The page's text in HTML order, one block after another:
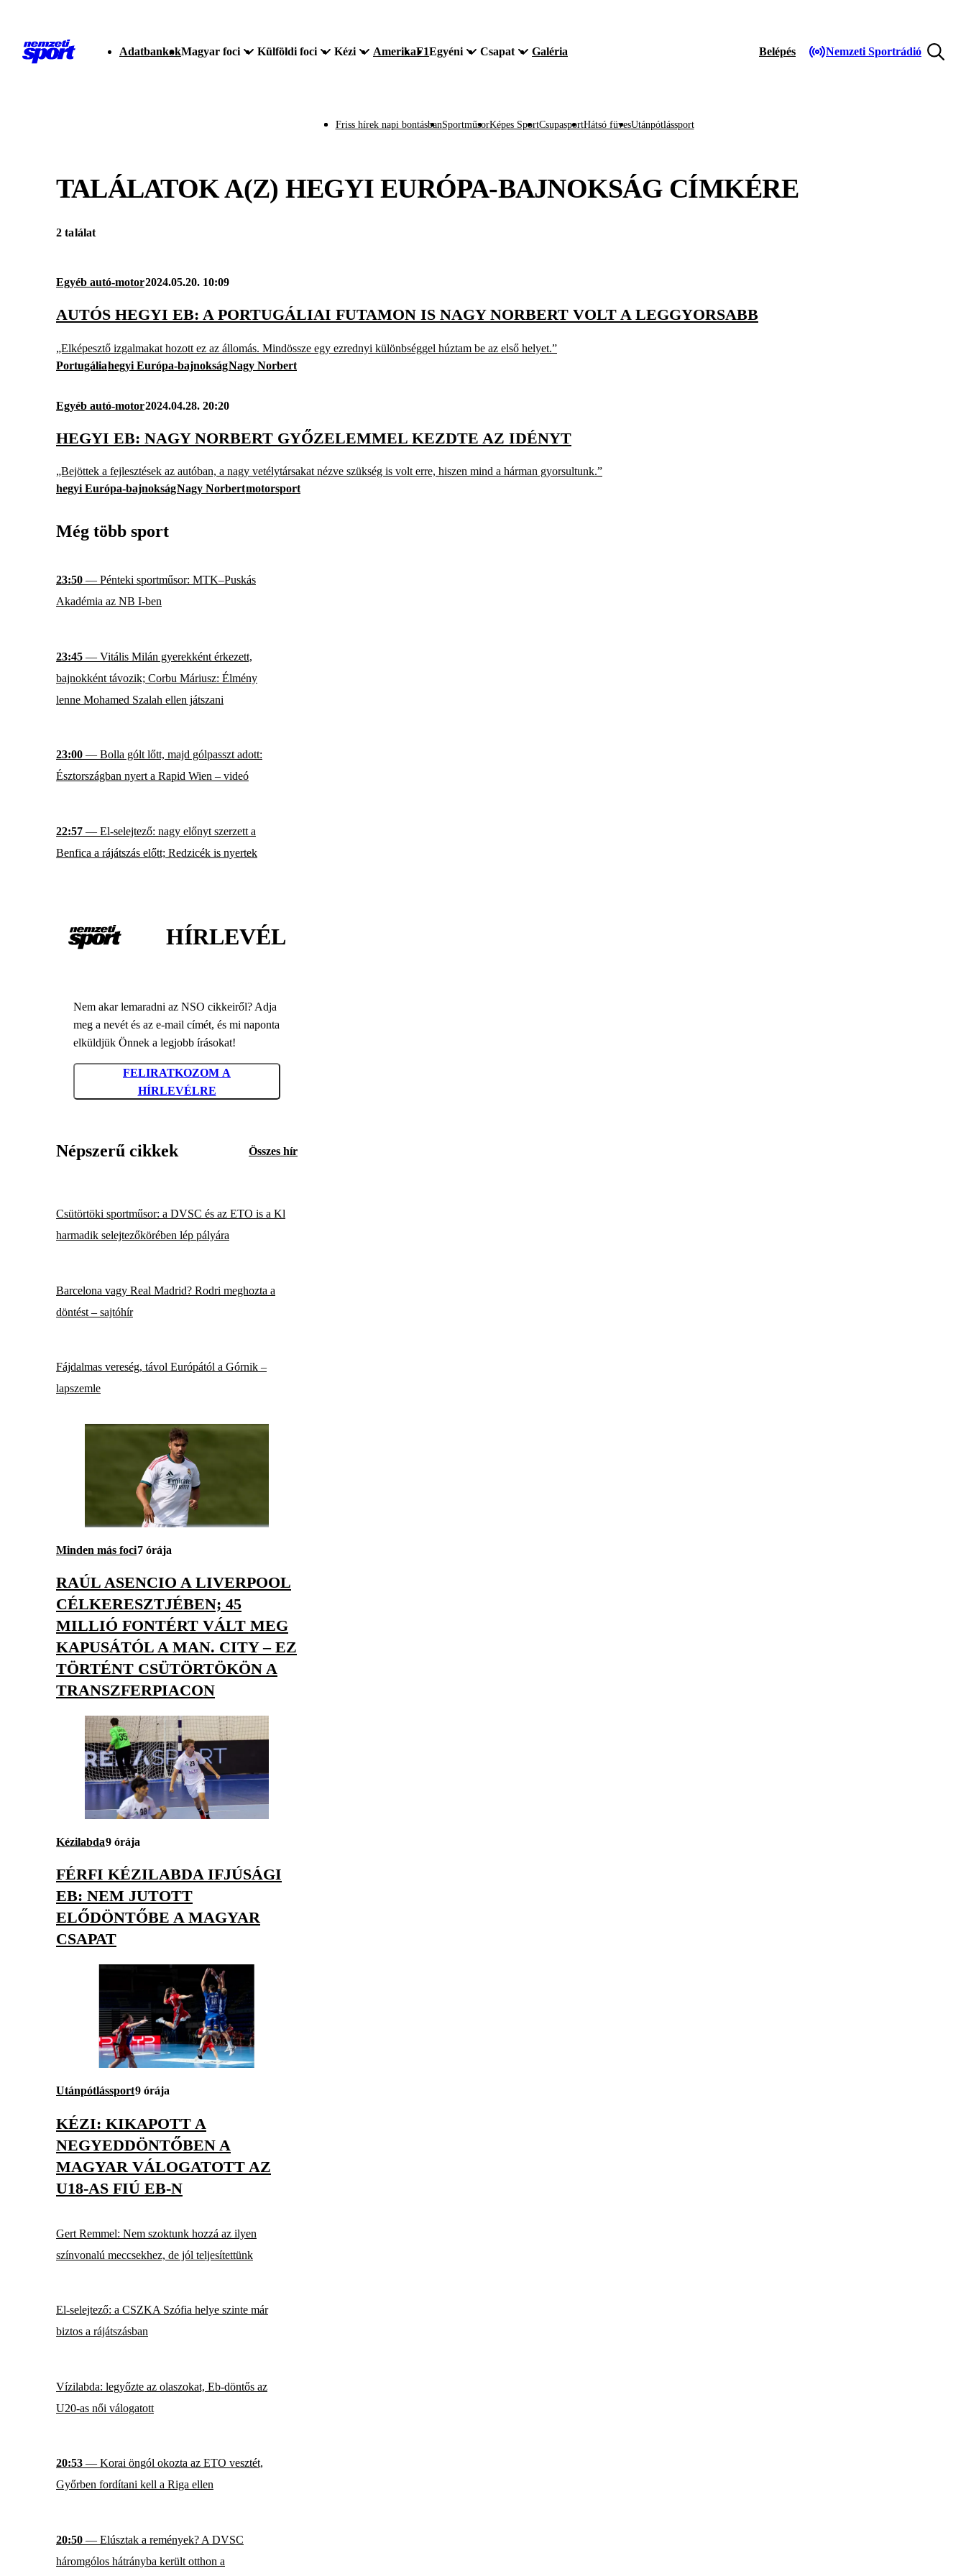
AdatbankokMagyar foci Külföldi foci Kézi AmerikaF1Egyéni Csapat Galéria Belépés Nemzeti Sportrádió
Friss hírek napi bontásbanSportműsorKépes SportCsupasportHátsó füvesUtánpótlássport
TALÁLATOK A(Z) HEGYI EURÓPA-BAJNOKSÁGCÍMKÉRE
2 találat
Egyéb autó-motor2024.05.20. 10:09
AUTÓS HEGYI EB: A PORTUGÁLIAI FUTAMON IS NAGY NORBERT VOLT A LEGGYORSABB
„Elképesztő izgalmakat hozott ez az állomás. Mindössze egy ezrednyi különbséggel húztam be az első helyet.”
Portugáliahegyi Európa-bajnokságNagy Norbert
Egyéb autó-motor2024.04.28. 20:20
HEGYI EB: NAGY NORBERT GYŐZELEMMEL KEZDTE AZ IDÉNYT
„Bejöttek a fejlesztések az autóban, a nagy vetélytársakat nézve szükség is volt erre, hiszen mind a hárman gyorsultunk.”
hegyi Európa-bajnokságNagy Norbertmotorsport
Még több sport
23:50 — Pénteki sportműsor: MTK–Puskás
Akadémia az NB I-ben
23:45 — Vitális Milán gyerekként érkezett,
bajnokként távozik; Corbu Máriusz: Élmény
lenne Mohamed Szalah ellen játszani
23:00 — Bolla gólt lőtt, majd gólpasszt adott:
Észtországban nyert a Rapid Wien – videó
22:57 — El-selejtező: nagy előnyt szerzett a
Benfica a rájátszás előtt; Redzicék is nyertek
HÍRLEVÉL
Nem akar lemaradni az NSO cikkeiről? Adja
meg a nevét és az e-mail címét, és mi naponta
elküldjük Önnek a legjobb írásokat!
FELIRATKOZOM A
HÍRLEVÉLRE
Népszerű cikkek Összes hír
Csütörtöki sportműsor: a DVSC és az ETO is a Kl
harmadik selejtezőkörében lép pályára
Barcelona vagy Real Madrid? Rodri meghozta a
döntést – sajtóhír
Fájdalmas vereség, távol Európától a Górnik –
lapszemle
Minden más foci7 órája
RAÚL ASENCIO A LIVERPOOL
CÉLKERESZTJÉBEN; 45
MILLIÓ FONTÉRT VÁLT MEG
KAPUSÁTÓL A MAN. CITY – EZ
TÖRTÉNT CSÜTÖRTÖKÖN A
TRANSZFERPIACON
Kézilabda9 órája
FÉRFI KÉZILABDA IFJÚSÁGI
EB: NEM JUTOTT
ELŐDÖNTŐBE A MAGYAR
CSAPAT
Utánpótlássport9 órája
KÉZI: KIKAPOTT A
NEGYEDDÖNTŐBEN A
MAGYAR VÁLOGATOTT AZ
U18-AS FIÚ EB-N
Gert Remmel: Nem szoktunk hozzá az ilyen
színvonalú meccsekhez, de jól teljesítettünk
El-selejtező: a CSZKA Szófia helye szinte már
biztos a rájátszásban
Vízilabda: legyőzte az olaszokat, Eb-döntős az
U20-as női válogatott
20:53 — Korai öngól okozta az ETO vesztét,
Győrben fordítani kell a Riga ellen
20:50 — Elúsztak a remények? A DVSC
háromgólos hátrányba került otthon a